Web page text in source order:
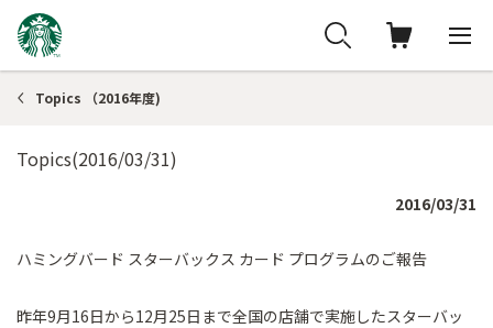
Topics （2016年度)
Topics(2016/03/31)
2016/03/31
ハミングバード スターバックス カード プログラムのご報告
昨年9月16日から12月25日まで全国の店舗で実施したスターバッ